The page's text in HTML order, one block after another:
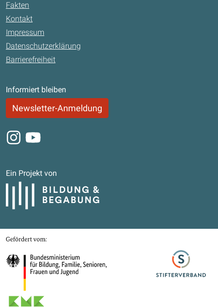
Fakten
Kontakt
Impressum
Datenschutzerklärung
Barrierefreiheit
Informiert bleiben
Newsletter-Anmeldung
Instagram
Youtube
Ein Projekt von
Bildung und Begabung
Gefördert von
Bundesministerium für Bildung, Familie, Senioren, Frauen und Jugend
Stifterverband
Kultusministerkonferenz